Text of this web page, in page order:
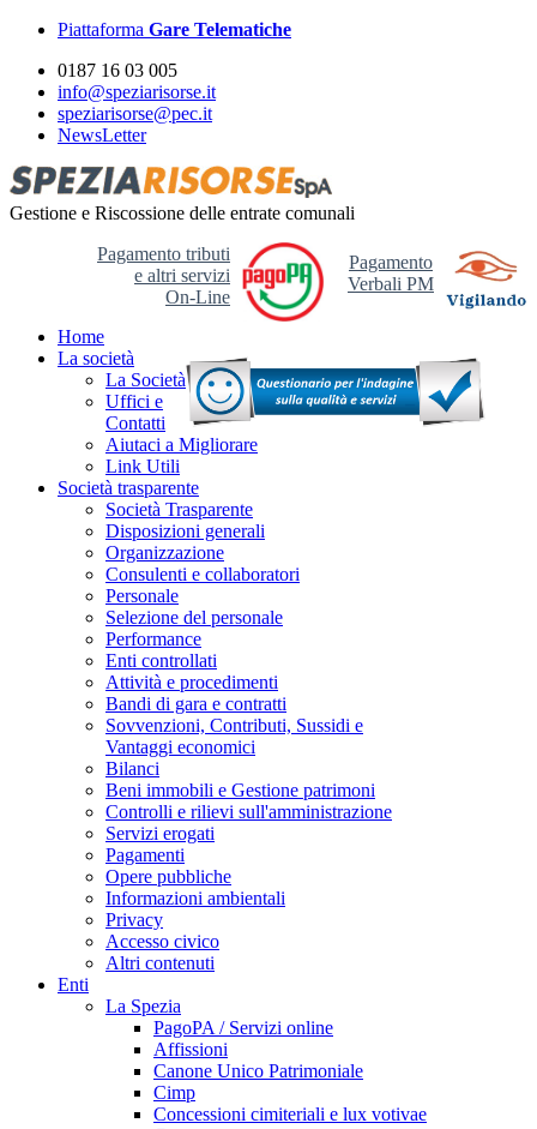
Piattaforma Gare Telematiche
0187 16 03 005
info@speziarisorse.it
speziarisorse@pec.it
NewsLetter
Gestione e Riscossione delle entrate comunali
Pagamento
Verbali PM
Pagamento tributi
e altri servizi
On-Line
Home
La società
La Società
Uffici e
Contatti
Aiutaci a Migliorare
Link Utili
Società trasparente
Società Trasparente
Disposizioni generali
Organizzazione
Consulenti e collaboratori
Personale
Selezione del personale
Performance
Enti controllati
Attività e procedimenti
Bandi di gara e contratti
Sovvenzioni, Contributi, Sussidi e
Vantaggi economici
Bilanci
Beni immobili e Gestione patrimoni
Controlli e rilievi sull'amministrazione
Servizi erogati
Pagamenti
Opere pubbliche
Informazioni ambientali
Privacy
Accesso civico
Altri contenuti
Enti
La Spezia
PagoPA / Servizi online
Affissioni
Canone Unico Patrimoniale
Cimp
Concessioni cimiteriali e lux votivae